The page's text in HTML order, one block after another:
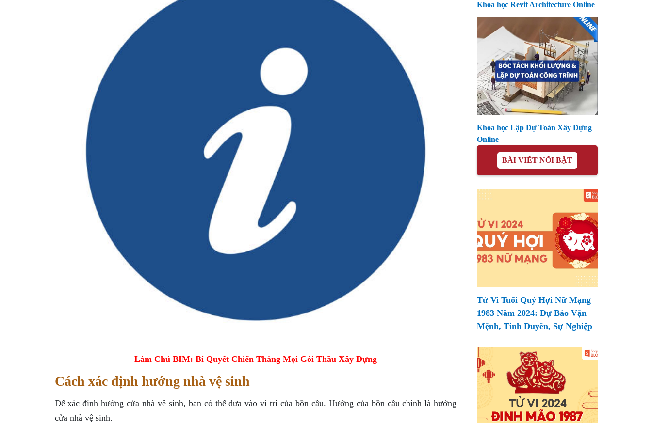
Làm Chủ BIM: Bí Quyết Chiến Thắng Mọi Gói Thầu Xây Dựng
Cách xác định hướng nhà vệ sinh
Để xác định hướng cửa nhà vệ sinh, bạn có thể dựa vào vị trí của bồn cầu. Hướng của bồn cầu chính là hướng
cửa nhà vệ sinh.
Khóa học Revit Architecture Online
Khóa học Lập Dự Toán Xây Dựng
Online
BÀI VIẾT NỔI BẬT
Tử Vi Tuổi Quý Hợi Nữ Mạng
1983 Năm 2024: Dự Báo Vận
Mệnh, Tình Duyên, Sự Nghiệp